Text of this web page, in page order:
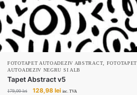
FOTOTAPET AUTOADEZIV ABSTRACT
FOTOTAPET
AUTOADEZIV NEGRU SI ALB
Tapet Abstract v5
179,00lei
Prețul
128,98 leiPrețul
inc. TVA